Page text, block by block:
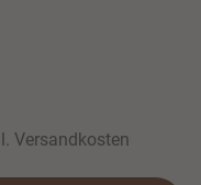
Versandkosten